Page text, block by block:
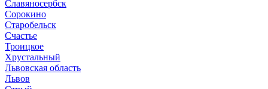
Славяносербск
Сорокино
Старобельск
Счастье
Троицкое
Хрустальный
Львовская область
Львов